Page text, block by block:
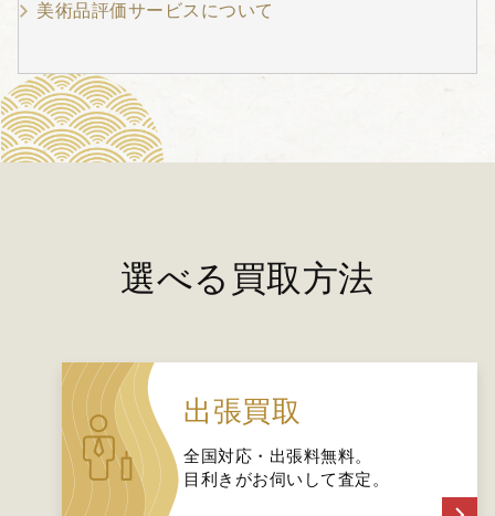
美術品評価サービスについて
選べる買取方法
出張買取
全国対応・出張料無料。
目利きがお伺いして査定。